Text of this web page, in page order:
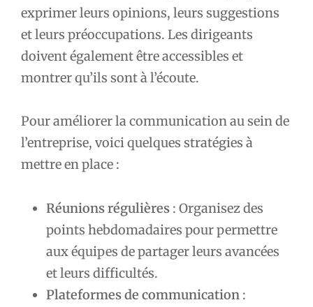
exprimer leurs opinions, leurs suggestions
et leurs préoccupations. Les dirigeants
doivent également être accessibles et
montrer qu’ils sont à l’écoute.
Pour améliorer la communication au sein de
l’entreprise, voici quelques stratégies à
mettre en place :
Réunions régulières : Organisez des
points hebdomadaires pour permettre
aux équipes de partager leurs avancées
et leurs difficultés.
Plateformes de communication :